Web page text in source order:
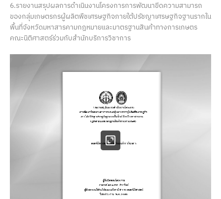
6.รายงานสรุปผลการดำเนินงานโครงการการพัฒนาขีดความสามารถ
ของกลุ่มเกษตรกรผู้ผลิตพืชเศรษฐกิจภายใต้ปรัชญาเศรษฐกิจฐานรากใน
พื้นที่จังหวัดมหาสารคามกฎหมายและมาตรฐานสินค้าทางการเกษตร
คณะนิติศาสตร์ร่วมกับสำนักบริการวิชาการ